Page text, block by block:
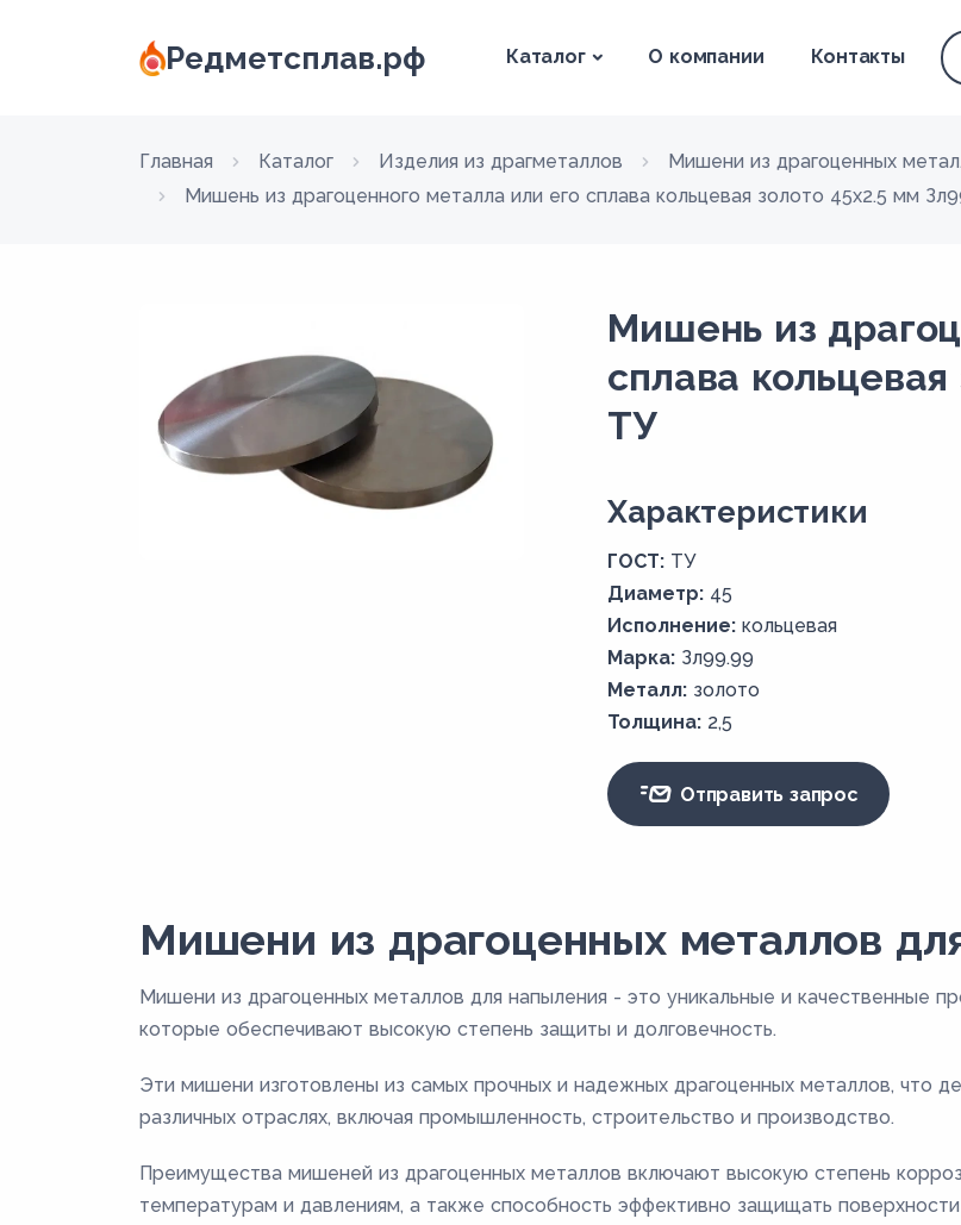
Редметсплав.рф Каталог О компании Контакты
Главная Каталог Изделия из драгметаллов
Мишени из драгоценных
Мишень из драгоценного металла или его сплава кольцевая золото 45х2.5 мм
Мишень из
сплава
ТУ
Xарактеристики
ГОСТ: ТУ
Диаметр: 45
Исполнение: кольцевая
Марка: Зл99.99
Металл: золото
Толщина: 2,5
Отправить запрос
Мишени из драгоценных металлов
Мишени из драгоценных металлов для напыления - это уникальные и качественные
которые обеспечивают высокую степень защиты и долговечность.
Эти мишени изготовлены из самых прочных и надежных драгоценных металлов, что
различных отраслях, включая промышленность, строительство и производство.
Преимущества мишеней из драгоценных металлов включают высокую степень
температурам и давлениям, а также способность эффективно защищать